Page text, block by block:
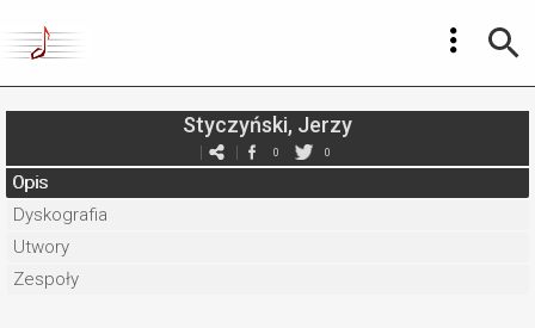
Styczyński, Jerzy
0 0
Opis
Dyskografia
Utwory
Zespoły